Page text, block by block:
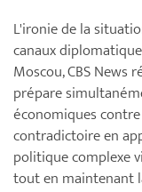
L'ironie de la
canaux
Moscou, CBS
prépare
économiques
contradictoire en
politique complexe
tout en maintenant